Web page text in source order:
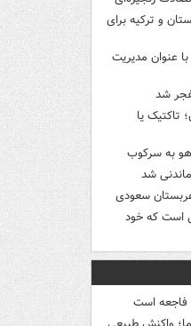
و ترکیه برای
عنوان مدیریت
شد
تاکتیک یا
به سرکوب
شد
سعودی
است که خود
فاجعه است